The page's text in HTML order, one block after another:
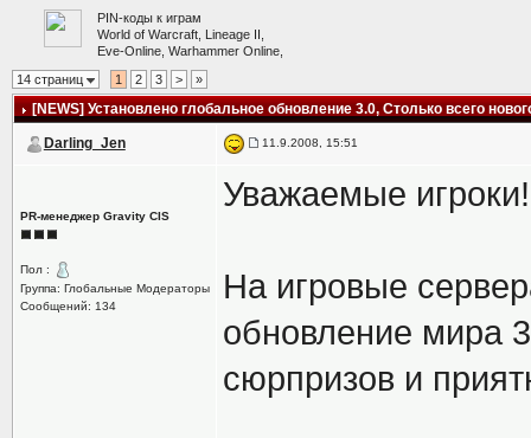
PIN-коды к играм
World of Warcraft, Lineage II,
Eve-Online, Warhammer Online,
14 страниц
1 2 3 > »
[NEWS] Установлено глобальное обновление 3.0, Столько всего
Darling_Jen 11.9.2008, 15:51
PR-менеджер Gravity CIS
Пол :
Группа: Глобальные Модераторы
Сообщений: 134
Уважаемые игроки!
На игровые
обновление мира
сюрпризов и